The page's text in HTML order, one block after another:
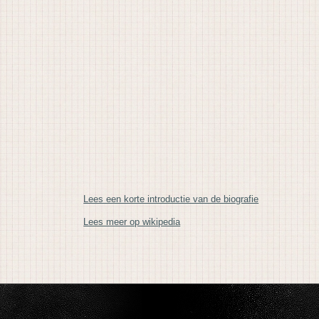
Lees een korte introductie van de biografie
Lees meer op wikipedia